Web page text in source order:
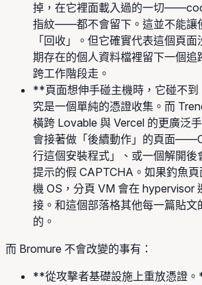
掉，在它裡面載入過的一切
指紋——都不會留下。這並不能讓
「回收」。但它確實代表這個頁
期存在的個人資料檔裡留下一個追
跨工作階段走。
**頁面想伸手碰主機時，它碰不
究是一個單純的憑證收集。而
橫跨 Lovable 與 Vercel 的更廣泛
會接著做「後續動作」的頁面
行這個安裝程式」、或一個解開後
提示的假 CAPTCHA。如果釣魚
機 OS，分頁 VM 會在 hypervisor
接。和這個部落格其他每一篇貼文
的。
而 Bromure 不會改變的事有：
**從攻擊者基礎設施上重放憑證